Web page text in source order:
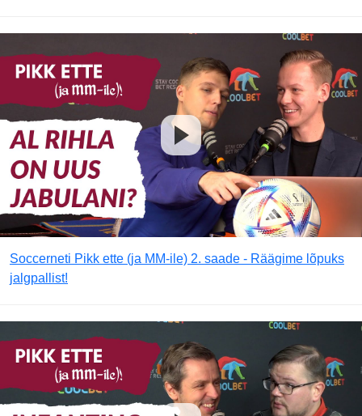
Soccerneti Pikk ette (ja MM-ile) 2. saade - Räägime lõpuks
jalgpallist!